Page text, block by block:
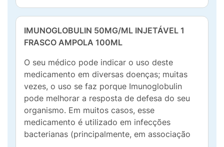
IMUNOGLOBULIN 50MG/ML INJETÁVEL 1
FRASCO AMPOLA 100ML
O seu médico pode indicar o uso deste
medicamento em diversas doenças; muitas
vezes, o uso se faz porque Imunoglobulin
pode melhorar a resposta de defesa do seu
organismo. Em muitos casos, esse
medicamento é utilizado em infecções
bacterianas (principalmente, em associação